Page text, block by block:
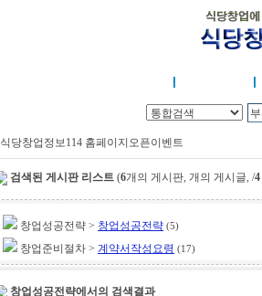
식당창업정보114 홈페이지오픈이벤트
검색된 게시판 리스트 (6개의 게시판, 개의 게시글, /4
창업성공전략 > 창업성공전략 (5)
창업준비절차 > 계약서작성요령 (17)
창업성공전략에서의 검색결과